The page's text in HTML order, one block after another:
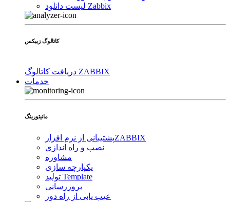
لیست دانلود Zabbix
کاتالوگ زبیکس
دریافت کاتالوگ ZABBIX
خدمات
مانیتورینگ
پشتیبانی از نرم افزارZABBIX
نصب و راه اندازی
مشاوره
یکپارچه سازی
تولید Template
بروزرسانی
عیب یابی از راه دور